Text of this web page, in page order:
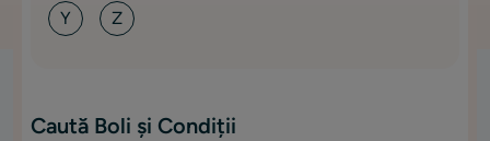
Y Z
Caută Boli și Condiții